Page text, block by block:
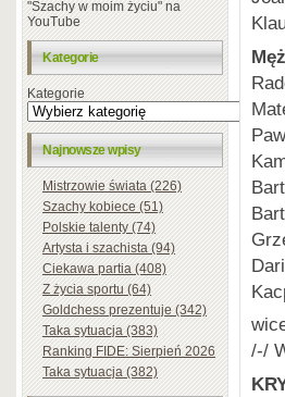
"Szachy w moim życiu" na
YouTube
Kategorie
Kategorie
Najnowsze wpisy
Mistrzowie świata (226)
Szachy kobiece (51)
Polskie talenty (74)
Artysta i szachista (94)
Ciekawa partia (408)
Z życia sportu (64)
Goldchess prezentuje (342)
Taka sytuacja (383)
Ranking FIDE: Sierpień 2026
Taka sytuacja (382)
/-/